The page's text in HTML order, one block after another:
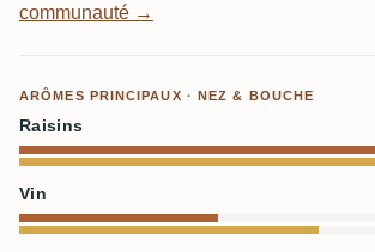
communauté →
ARÔMES PRINCIPAUX · NEZ & BOUCHE
Raisins
Vin